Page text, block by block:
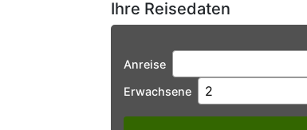
Ihre Reisedaten
Anreise
Erwachsene